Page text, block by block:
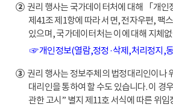
②권리 행사는 국가데이터처에 대해 「개인
제41조 제1항에 따라 서면, 전자우편, 팩
있으며, 국가데이터처는 이에 대해 지체
☞ 개인정보(열람,정정·삭제,처리정지,
③권리 행사는 정보주체의 법정대리인이나
대리인을 통하여 할 수도 있습니다. 이 경
관한 고시” 별지 제11호 서식에 따른 위